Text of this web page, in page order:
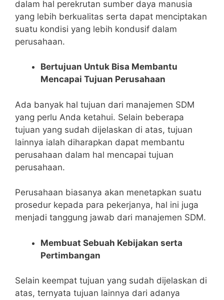
dalam hal perekrutan sumber daya manusia
yang lebih berkualitas serta dapat menciptakan
suatu kondisi yang lebih kondusif dalam
perusahaan.
Bertujuan Untuk Bisa Membantu
Mencapai Tujuan Perusahaan
Ada banyak hal tujuan dari manajemen SDM
yang perlu Anda ketahui. Selain beberapa
tujuan yang sudah dijelaskan di atas, tujuan
lainnya ialah diharapkan dapat membantu
perusahaan dalam hal mencapai tujuan
perusahaan.
Perusahaan biasanya akan menetapkan suatu
prosedur kepada para pekerjanya, hal ini juga
menjadi tanggung jawab dari manajemen SDM.
Membuat Sebuah Kebijakan serta
Pertimbangan
Selain keempat tujuan yang sudah dijelaskan di
atas, ternyata tujuan lainnya dari adanya